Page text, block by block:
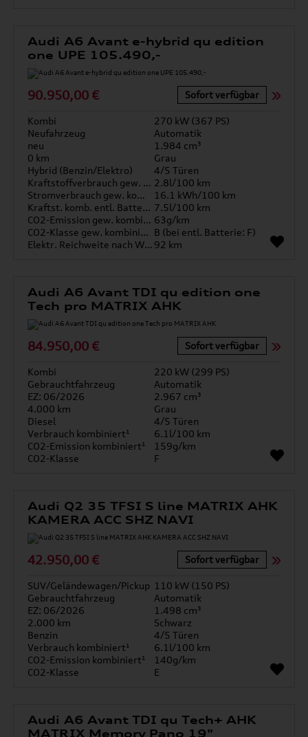
Audi A6 Avant e-hybrid qu edition
one UPE 105.490,-
90.950,00 € Sofort verfügbar
Kombi
270 kW (367 PS)
Neufahrzeug
Automatik
neu
1.984 cm³
0 km
Grau
Hybrid (Benzin/Elektro)
4/5 Türen
Kraftstoffverbrauch gew. kombiniert 2.8l/100 km
Stromverbrauch gew. kombiniert
16.1 kWh/100 km
Kraftst. komb. entl. Batterie 7.5l/100 km
CO2-Emission gew. kombiniert 63g/km
CO2-Klasse gew. kombiniert B (bei entl. Batterie: F)
Elektr. Reichweite nach WLTP* 92 km
Audi A6 Avant TDI qu edition one
Tech pro MATRIX AHK
84.950,00 € Sofort verfügbar
Kombi
220 kW (299 PS)
Gebrauchtfahrzeug
Automatik
EZ: 06/2026
2.967 cm³
4.000 km
Grau
Diesel
4/5 Türen
Verbrauch kombiniert¹
6.1l/100 km
CO2-Emission kombiniert¹
159g/km
CO2-Klasse
F
Audi Q2 35 TFSI S line MATRIX AHK
KAMERA ACC SHZ NAVI
42.950,00 € Sofort verfügbar
SUV/Geländewagen/Pickup 110 kW (150 PS)
Gebrauchtfahrzeug
Automatik
EZ: 06/2026
1.498 cm³
2.000 km
Schwarz
Benzin
4/5 Türen
Verbrauch kombiniert¹
6.1l/100 km
CO2-Emission kombiniert¹
140g/km
CO2-Klasse
E
Audi A6 Avant TDI qu Tech+ AHK
MATRIX Memory Pano 19"